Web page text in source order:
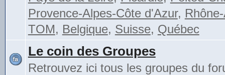
Provence-Alpes-Côte d'Azur,
TOM, Belgique, Suisse, Québec
Le coin des Groupes
Retrouvez ici tous les groupes du